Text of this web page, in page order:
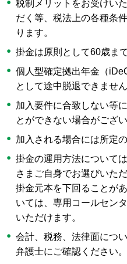
税制メリットをお受けい
だく等、税法上の各種条
ります。
掛金は原則として60歳ま
個人型確定拠出年金（
として途中脱退できません
加入要件に合致しない等
とができない場合がござい
加入される場合には所定
掛金の運用方法について
さまご自身でお選びいた
掛金元本を下回ることが
いては、専用コールセン
いただけます。
会計、税務、法律面につ
弁護士にご確認ください。